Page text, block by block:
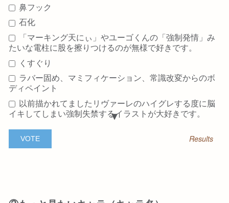
鼻フック
石化
「マーキング天にぃ」やユーゴくんの「強制発情」み
たいな電柱に股を擦りつけるのが無様で好きです。
くすぐり
ラバー固め、マミフィケーション、常識改変からのボ
ディペイント
以前描かれてましたリヴァーレのハイグレする度に脳
イキしてしまい強制失禁するイラストが大好きです。
スカトロ
前に描いていたバレンタインの2winkみたいなお菓子
Results